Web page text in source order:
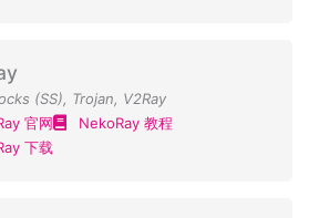
(SS), Trojan, V2Ray
官网
NekoRay 教程
下载